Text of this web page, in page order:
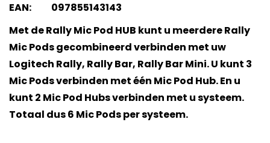
EAN: 097855143143
Met de Rally Mic Pod HUB kunt u meerdere Rally
Mic Pods gecombineerd verbinden met uw
Logitech Rally, Rally Bar, Rally Bar Mini. U kunt 3
Mic Pods verbinden met één Mic Pod Hub. En u
kunt 2 Mic Pod Hubs verbinden met u systeem.
Totaal dus 6 Mic Pods per systeem.